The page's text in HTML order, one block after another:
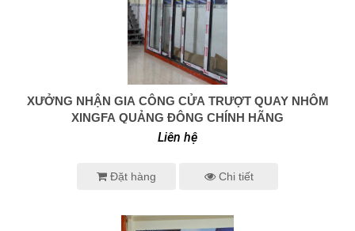
0938 414 005
XƯỞNG NHẬN GIA CÔNG CỬA TRƯỢT QUAY NHÔM
XINGFA QUẢNG ĐÔNG CHÍNH HÃNG
Liên hệ
Đặt hàng Chi tiết